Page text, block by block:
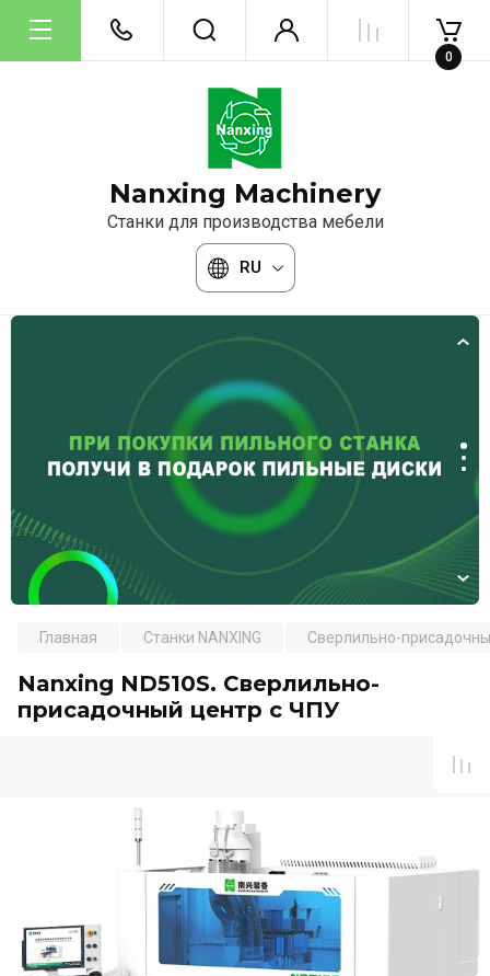
Nanxing Machinery
Станки для производства мебели
RU
0
Главная Станки NANXING Сверлильно-
Nanxing ND510S. Сверлильно-
присадочный центр с ЧПУ